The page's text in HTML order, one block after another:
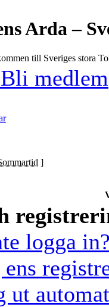
Arda –
till Sveriges stora
Bli medlem
]
logga
ut